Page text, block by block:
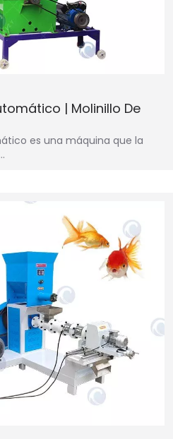
| Molinillo De
es una máquina que la